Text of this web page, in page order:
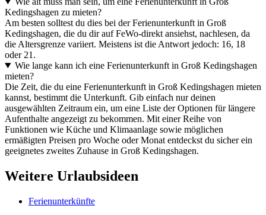
Kedingshagen zu mieten?
Am besten solltest du dies bei der Ferienunterkunft in Groß
Kedingshagen, die du dir auf FeWo-direkt ansiehst, nachlesen, da
die Altersgrenze variiert. Meistens ist die Antwort jedoch: 16, 18
oder 21.
Wie lange kann ich eine Ferienunterkunft in Groß Kedingshagen
mieten?
Die Zeit, die du eine Ferienunterkunft in Groß Kedingshagen mieten
kannst, bestimmt die Unterkunft. Gib einfach nur deinen
ausgewählten Zeitraum ein, um eine Liste der Optionen für längere
Aufenthalte angezeigt zu bekommen. Mit einer Reihe von
Funktionen wie Küche und Klimaanlage sowie möglichen
ermäßigten Preisen pro Woche oder Monat entdeckst du sicher ein
geeignetes zweites Zuhause in Groß Kedingshagen.
Weitere Urlaubsideen
Ferienunterkünfte